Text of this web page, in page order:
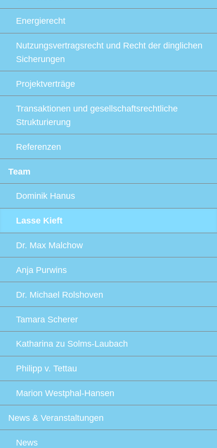
Energierecht
Nutzungsvertragsrecht und Recht der dinglichen
Sicherungen
Projektverträge
Transaktionen und gesellschaftsrechtliche
Strukturierung
Referenzen
Team
Dominik Hanus
Lasse Kieft
Dr. Max Malchow
Anja Purwins
Dr. Michael Rolshoven
Tamara Scherer
Katharina zu Solms-Laubach
Philipp v. Tettau
Marion Westphal-Hansen
News & Veranstaltungen
News